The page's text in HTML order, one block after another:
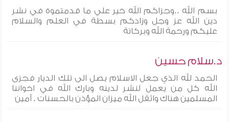
بسم الله ..وجزاكم الله خير علي ما قدمتموة في نشر
دين الله عز وجل وزادكم بسطة في العلم والسلام
عليكم ورحمة الله وبركاتة
د.سلام حسين
الحمد لله الذي جعل الاسلام يصل الى تلك الديار فجزى
الله كل من يعمل لنشر لدينه وبارك الله في اخواننا
المسلمين هناك واثقل الله ميزان المؤذن بالحسنات . آمين